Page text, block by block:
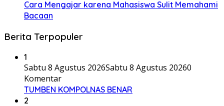
Cara Mengajar karena Mahasiswa Sulit Memahami
Bacaan
Berita Terpopuler
1
Sabtu 8 Agustus 2026Sabtu 8 Agustus 20260
Komentar
TUMBEN KOMPOLNAS BENAR
2